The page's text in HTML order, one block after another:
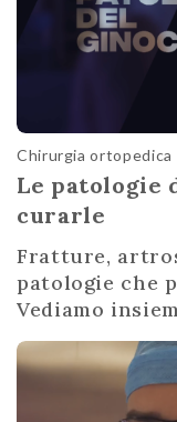
Chirurgia ortopedica
Le patologie
curarle
Fratture,
patologie che
Vediamo